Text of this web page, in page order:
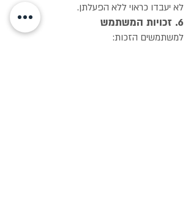
לא יעבדו כראוי ללא הפעלתן.
6. זכויות המשתמש
למשתמשים הזכות: